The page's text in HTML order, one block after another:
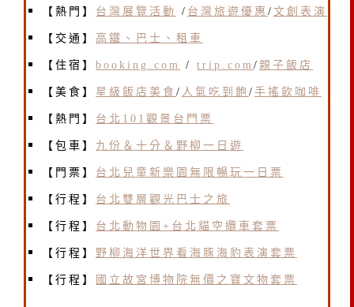
【熱門】 台灣展覽活動 / 台灣旅遊優惠 / 文創表演
【交通】 高鐵、巴士、租車
【住宿】 booking.com / trip.com / 親子飯店
【美食】 星級飯店美食 / 人氣吃到飽 / 手搖飲咖啡
【熱門】 台北101觀景台門票
【包車】 九份＆十分＆野柳一日遊
【門票】 台北兒童新樂園無限暢玩一日票
【行程】 台北雙層觀光巴士之旅
【行程】 台北動物園+台北貓空纜車套票
【行程】 野柳海洋世界看海豚海豹表演套票
【行程】 國立故宮博物院無價之寶文物套票